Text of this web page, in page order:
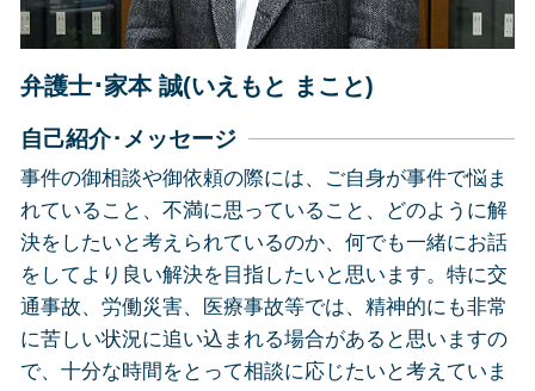
その他の法律問題 静岡市
その他の法律問題 藤枝市
弁護士･家本 誠(いえもと まこと)
自己紹介･メッセージ
事件の御相談や御依頼の際には、ご自身が事件で悩ま
れていること、不満に思っていること、どのように解
決をしたいと考えられているのか、何でも一緒にお話
をしてより良い解決を目指したいと思います。特に交
通事故、労働災害、医療事故等では、精神的にも非常
に苦しい状況に追い込まれる場合があると思いますの
で、十分な時間をとって相談に応じたいと考えていま